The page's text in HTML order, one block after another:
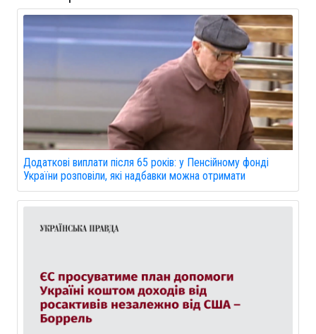
Додаткові виплати після 65 років: у Пенсійному фонді
України розповіли, які надбавки можна отримати